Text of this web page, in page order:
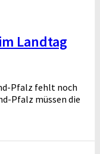
Landtag
Pfalz fehlt noch
Pfalz müssen die